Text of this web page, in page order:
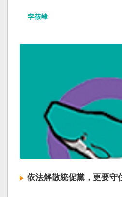
李筱峰
依法解散統促黨，更要守